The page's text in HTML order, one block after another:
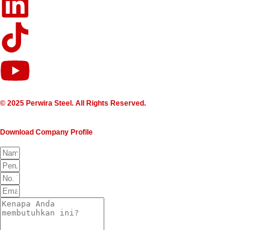
© 2025 Perwira Steel. All Rights Reserved.
Download Company Profile